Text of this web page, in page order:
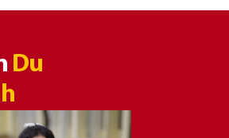
Du